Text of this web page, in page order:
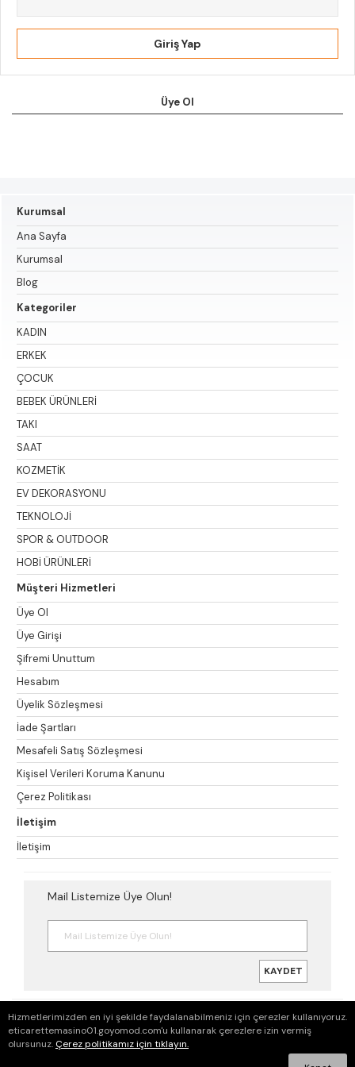
Giriş Yap
Üye Ol
Kurumsal
Ana Sayfa
Kurumsal
Blog
Kategoriler
KADIN
ERKEK
ÇOCUK
BEBEK ÜRÜNLERİ
TAKI
SAAT
KOZMETİK
EV DEKORASYONU
TEKNOLOJİ
SPOR & OUTDOOR
HOBİ ÜRÜNLERİ
Müşteri Hizmetleri
Üye Ol
Üye Girişi
Şifremi Unuttum
Hesabım
Üyelik Sözleşmesi
İade Şartları
Mesafeli Satış Sözleşmesi
Kişisel Verileri Koruma Kanunu
Çerez Politikası
İletişim
İletişim
Mail Listemize Üye Olun!
KAYDET
© Copyright 2026
Hizmetlerimizden en iyi şekilde faydalanabilmeniz için çerezler kullanıyoruz.
eticarettemasino01.goyomod.com'u kullanarak çerezlere izin vermiş
olursunuz. Çerez politikamız için tıklayın.